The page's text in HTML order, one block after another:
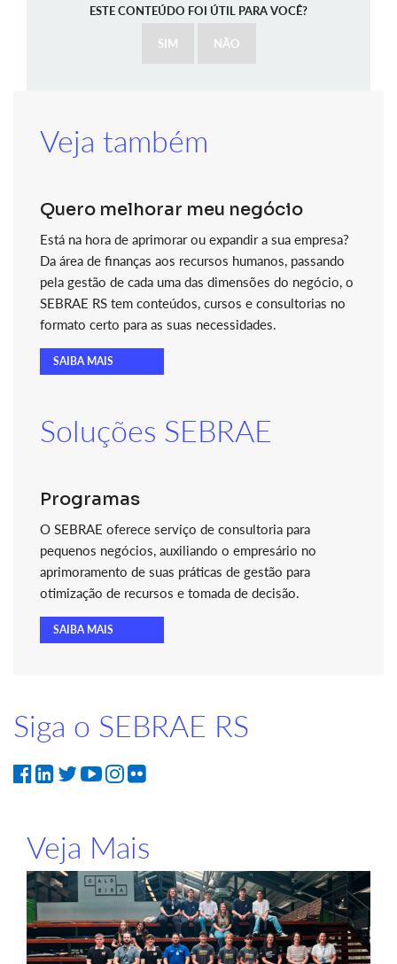
ESTE CONTEÚDO FOI ÚTIL PARA VOCÊ?
SIM NÃO
Veja também
Quero melhorar meu negócio
Está na hora de aprimorar ou expandir a sua empresa?
Da área de finanças aos recursos humanos, passando
pela gestão de cada uma das dimensões do negócio, o
SEBRAE RS tem conteúdos, cursos e consultorias no
formato certo para as suas necessidades.
SAIBA MAIS
Soluções SEBRAE
Programas
O SEBRAE oferece serviço de consultoria para
pequenos negócios, auxiliando o empresário no
aprimoramento de suas práticas de gestão para
otimização de recursos e tomada de decisão.
SAIBA MAIS
Siga o SEBRAE RS
Veja Mais